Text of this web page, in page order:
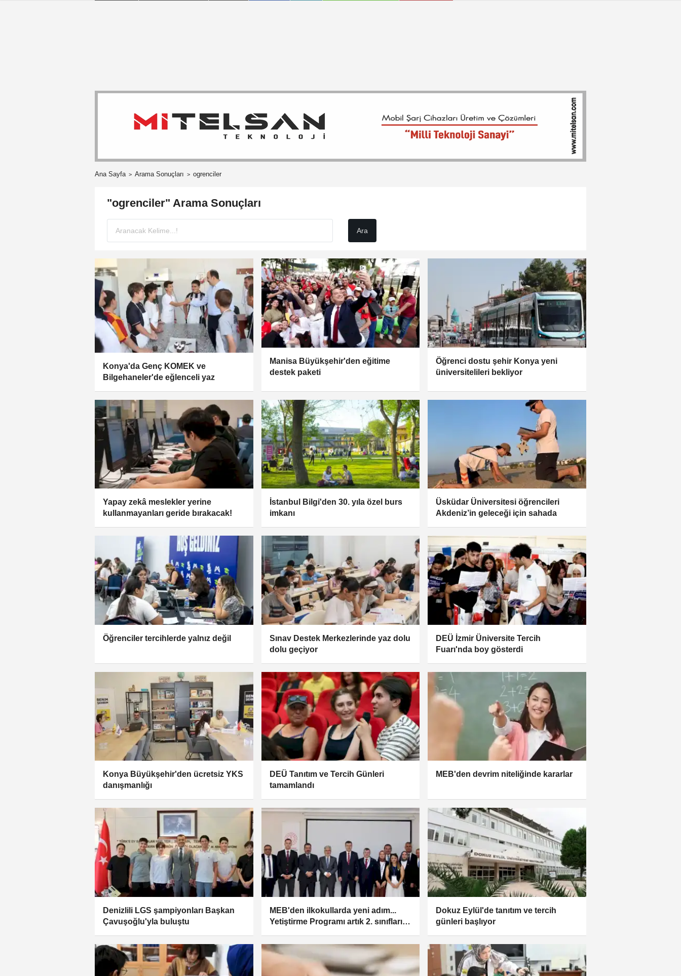
Ana Sayfa Arama Sonuçları ogrenciler
"ogrenciler" Arama Sonuçları
Konya'da Genç KOMEK ve
Bilgehaneler'de eğlenceli yaz
Manisa Büyükşehir'den eğitime
destek paketi
Öğrenci dostu şehir Konya yeni
üniversitelileri bekliyor
Yapay zekâ meslekler yerine
kullanmayanları geride bırakacak!
İstanbul Bilgi'den 30. yıla özel burs
imkanı
Üsküdar Üniversitesi öğrencileri
Akdeniz’in geleceği için sahada
Öğrenciler tercihlerde yalnız değil
Sınav Destek Merkezlerinde yaz dolu
dolu geçiyor
DEÜ İzmir Üniversite Tercih
Fuarı'nda boy gösterdi
Konya Büyükşehir'den ücretsiz YKS
danışmanlığı
DEÜ Tanıtım ve Tercih Günleri
tamamlandı
MEB'den devrim niteliğinde kararlar
Denizlili LGS şampiyonları Başkan
Çavuşoğlu'yla buluştu
MEB'den ilkokullarda yeni adım...
Yetiştirme Programı artık 2. sınıfları
Dokuz Eylül'de tanıtım ve tercih
günleri başlıyor